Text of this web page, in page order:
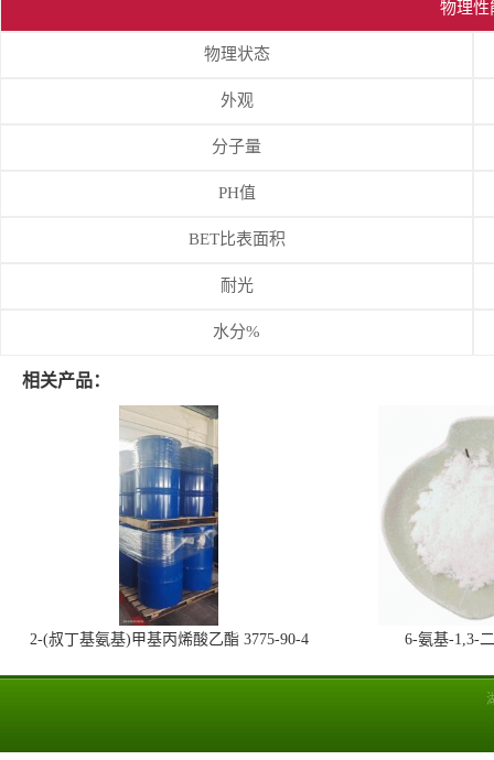
物理性
物理状态
外观
分子量
PH值
BET比表面积
耐光
水分%
相关产品：
2-(叔丁基氨基)甲基丙烯酸乙酯 3775-90-4 6-氨基-1,3-